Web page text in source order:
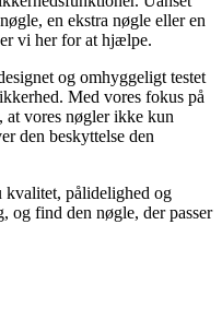
en ekstra nøgle eller en
vi her for at hjælpe.
og omhyggeligt testet
Med vores fokus på
at vores nøgler ikke kun
den beskyttelse den
pålidelighed og
og find den nøgle, der passer